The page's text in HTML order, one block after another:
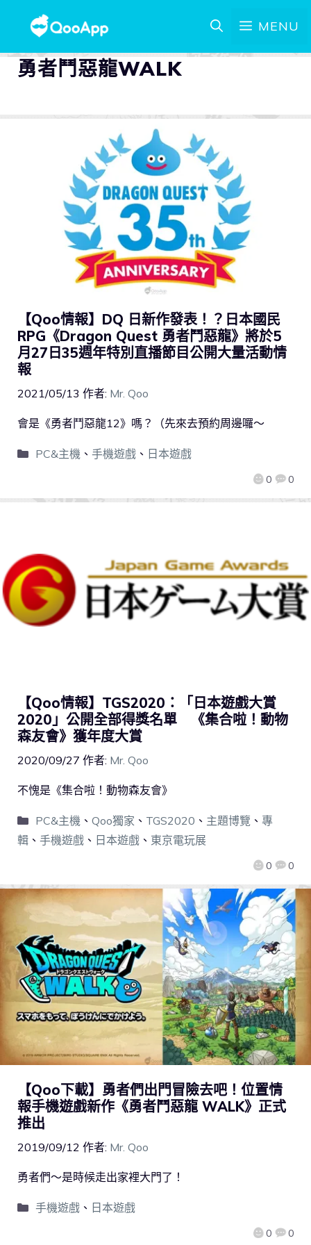
MENU
勇者鬥惡龍WALK
【Qoo情報】DQ 日新作發表！？日本國民
RPG《Dragon Quest 勇者鬥惡龍》將於5
月27日35週年特別直播節目公開大量活動情
報
2021/05/13 作者: Mr. Qoo
0 0
會是《勇者鬥惡龍12》嗎？（先來去預約周邊囉～
PC&主機、 手機遊戲、 日本遊戲
【Qoo情報】TGS2020：「日本遊戲大賞
2020」公開全部得獎名單 《集合啦！動物
森友會》獲年度大賞
2020/09/27 作者: Mr. Qoo
0 0
不愧是《集合啦！動物森友會》
PC&主機、 Qoo獨家 、 TGS2020 、 主題博覽 、 專
輯 、 手機遊戲 、 日本遊戲 、 東京電玩展
【Qoo下載】勇者們出門冒險去吧！位置情
報手機遊戲新作《勇者鬥惡龍 WALK》正式
推出
2019/09/12 作者: Mr. Qoo
0 0
勇者們～是時候走出家裡大門了！
手機遊戲、 日本遊戲